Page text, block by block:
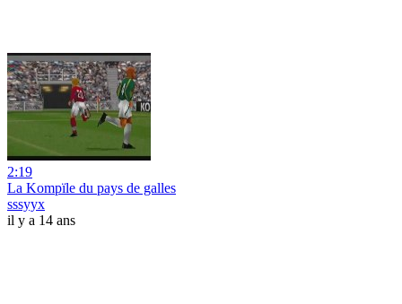
2:19
La Kompïle du pays de galles
sssyyx
il y a 14 ans